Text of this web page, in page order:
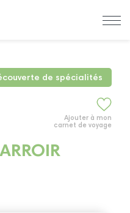
de spécialités
Ajouter à mon
carnet de voyage